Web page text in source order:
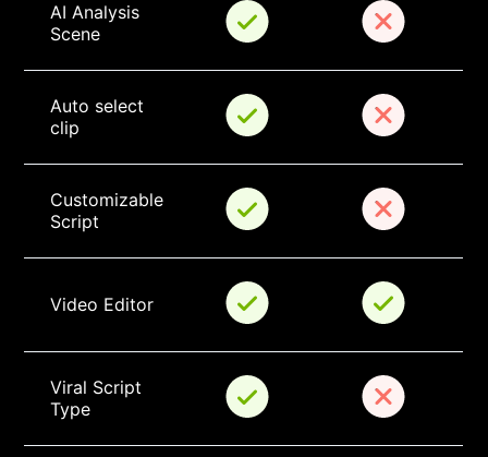
AI Analysis
Scene
Auto select
clip
Customizable
Script
Video Editor
Viral Script
Type